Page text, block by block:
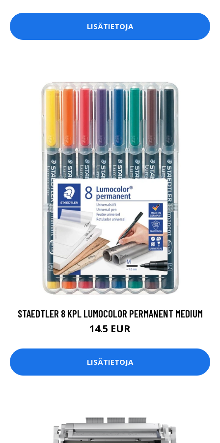
LISÄTIETOJA
STAEDTLER 8 KPL LUMOCOLOR PERMANENT MEDIUM
14.5 EUR
LISÄTIETOJA